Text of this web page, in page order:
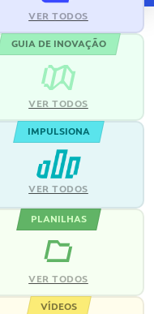
VER TODOS
GUIA DE INOVAÇÃO
VER TODOS
IMPULSIONA
VER TODOS
PLANILHAS
VER TODOS
VÍDEOS